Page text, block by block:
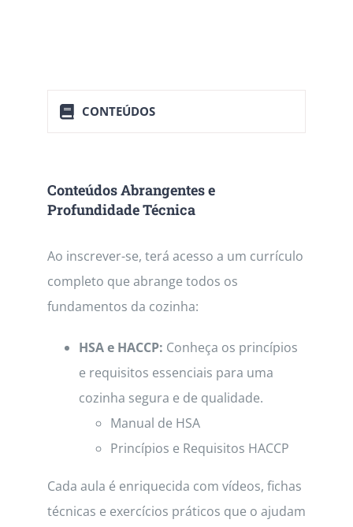
CONTEÚDOS
Conteúdos Abrangentes e
Profundidade Técnica
Ao inscrever-se, terá acesso a um currículo
completo que abrange todos os
fundamentos da cozinha:
HSA e HACCP: Conheça os princípios
e requisitos essenciais para uma
cozinha segura e de qualidade.
Manual de HSA
Princípios e Requisitos HACCP
Cada aula é enriquecida com vídeos, fichas
técnicas e exercícios práticos que o ajudam